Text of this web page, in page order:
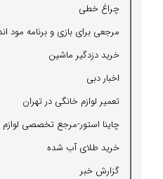
چراغ خطی
مرجعی برای بازی و برنامه مود
خرید دزدگیر ماشین
اخبار دبی
تعمیر لوازم خانگی در تهران
چاینا استور-مرجع تخصصی
خرید طلای آب شده
گزارش خبر